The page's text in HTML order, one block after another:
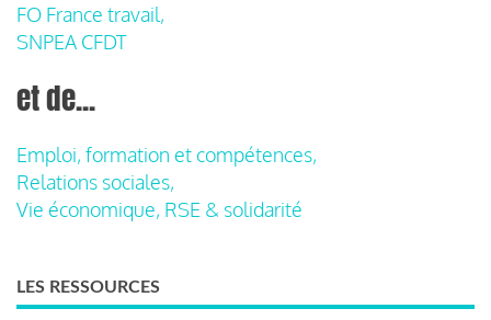
FO France travail,
SNPEA CFDT
et de...
Emploi, formation et compétences,
Relations sociales,
Vie économique, RSE & solidarité
LES RESSOURCES